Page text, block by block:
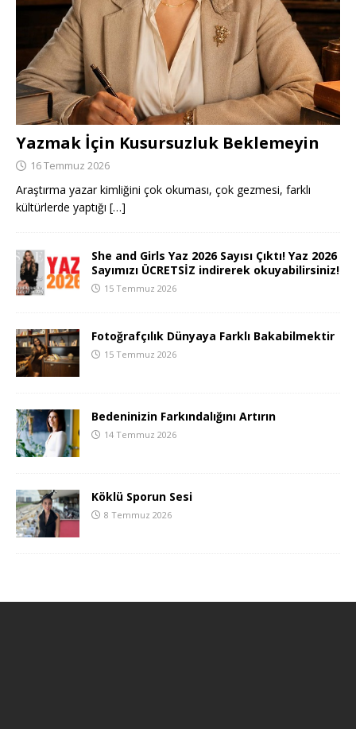
Yazmak İçin Kusursuzluk Beklemeyin
16 Temmuz 2026
Araştırma yazar kimliğini çok okuması, çok gezmesi, farklı
kültürlerde yaptığı […]
She and Girls Yaz 2026 Sayısı Çıktı! Yaz 2026
Sayımızı ÜCRETSİZ indirerek okuyabilirsiniz!
15 Temmuz 2026
Fotoğrafçılık Dünyaya Farklı Bakabilmektir
15 Temmuz 2026
Bedeninizin Farkındalığını Artırın
14 Temmuz 2026
Köklü Sporun Sesi
8 Temmuz 2026